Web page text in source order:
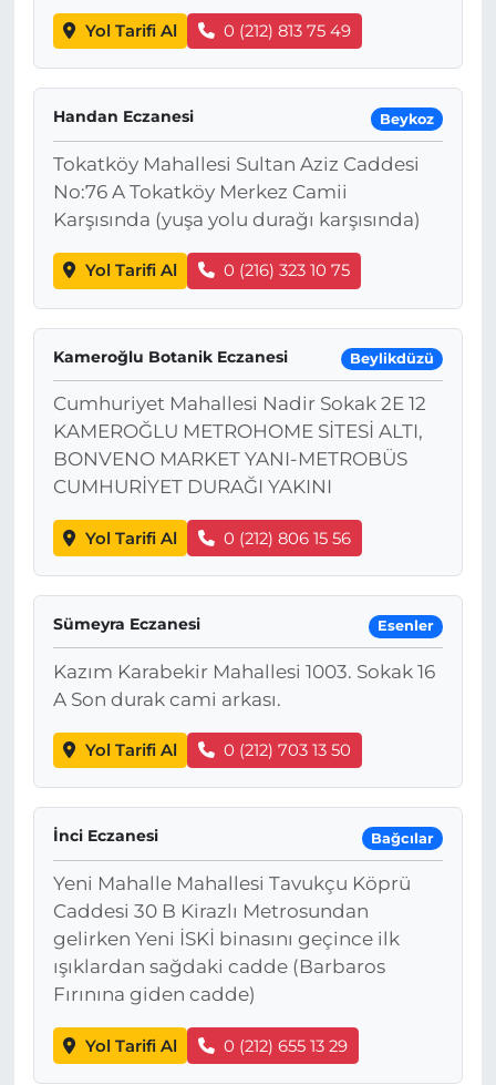
Yol Tarifi Al 0 (212) 813 75 49
Handan Eczanesi Beykoz
Tokatköy Mahallesi Sultan Aziz Caddesi
No:76 A Tokatköy Merkez Camii
Karşısında (yuşa yolu durağı karşısında)
Yol Tarifi Al 0 (216) 323 10 75
Kameroğlu Botanik Eczanesi Beylikdüzü
Cumhuriyet Mahallesi Nadir Sokak 2E 12
KAMEROĞLU METROHOME SİTESİ ALTI,
BONVENO MARKET YANI-METROBÜS
CUMHURİYET DURAĞI YAKINI
Yol Tarifi Al 0 (212) 806 15 56
Sümeyra Eczanesi Esenler
Kazım Karabekir Mahallesi 1003. Sokak 16
A Son durak cami arkası.
Yol Tarifi Al 0 (212) 703 13 50
İnci Eczanesi Bağcılar
Yeni Mahalle Mahallesi Tavukçu Köprü
Caddesi 30 B Kirazlı Metrosundan
gelirken Yeni İSKİ binasını geçince ilk
ışıklardan sağdaki cadde (Barbaros
Fırınına giden cadde)
Yol Tarifi Al 0 (212) 655 13 29